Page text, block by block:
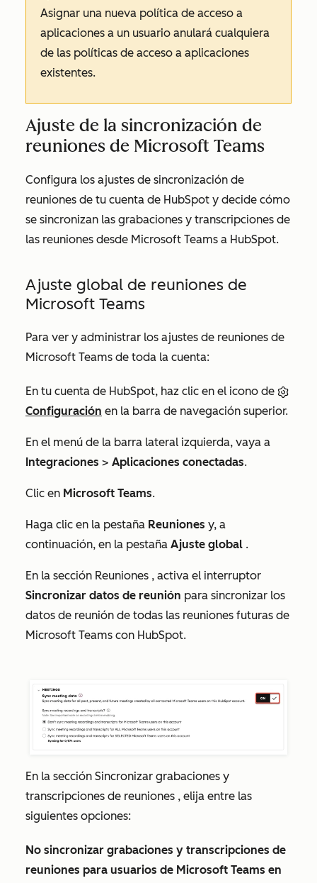
Asignar una nueva política de acceso a
aplicaciones a un usuario anulará cualquiera
de las políticas de acceso a aplicaciones
existentes.
Ajuste de la sincronización de
reuniones de Microsoft Teams
Configura los ajustes de sincronización de
reuniones de tu cuenta de HubSpot y decide cómo
se sincronizan las grabaciones y transcripciones de
las reuniones desde Microsoft Teams a HubSpot.
Ajuste global de reuniones de
Microsoft Teams
Para ver y administrar los ajustes de reuniones de
Microsoft Teams de toda la cuenta:
En tu cuenta de HubSpot, haz clic en el icono de
Configuración en la barra de navegación superior.
En el menú de la barra lateral izquierda, vaya a
Integraciones > Aplicaciones conectadas.
Clic en Microsoft Teams.
Haga clic en la pestaña Reuniones y, a
continuación, en la pestaña Ajuste global .
En la sección Reuniones , activa el interruptor
Sincronizar datos de reunión para sincronizar los
datos de reunión de todas las reuniones futuras de
Microsoft Teams con HubSpot.
En la sección Sincronizar grabaciones y
transcripciones de reuniones , elija entre las
siguientes opciones:
No sincronizar grabaciones y transcripciones de
reuniones para usuarios de Microsoft Teams en